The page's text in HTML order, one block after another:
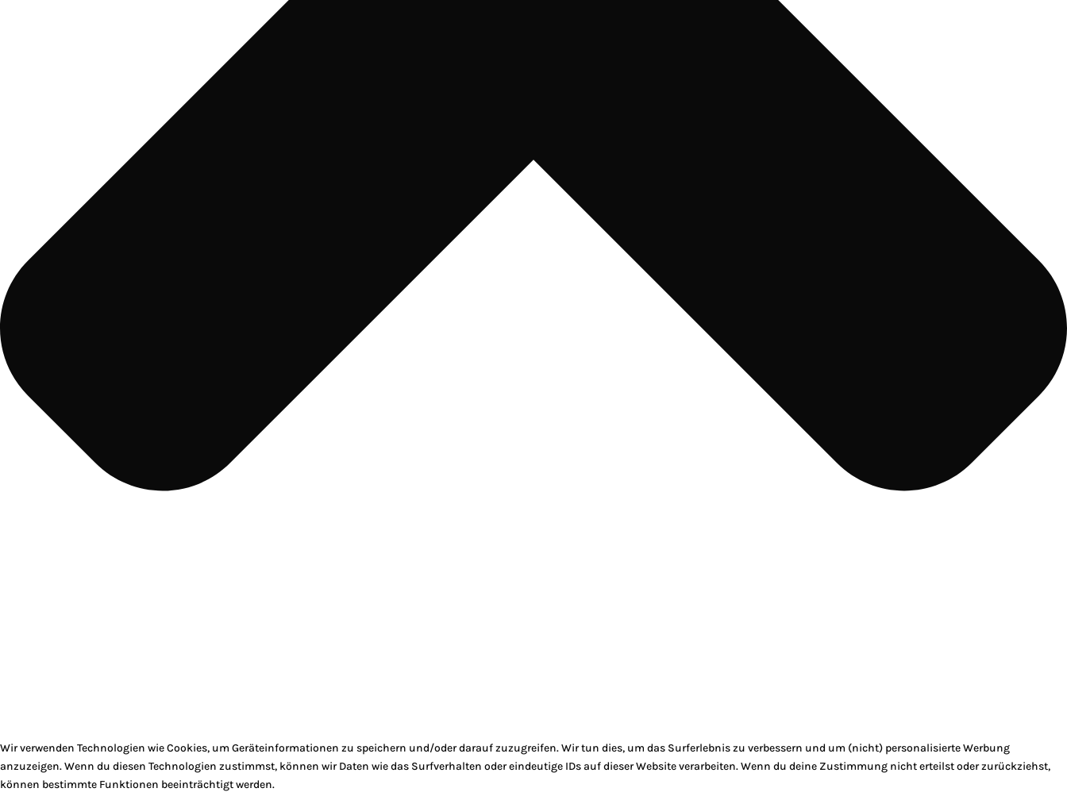
Wir verwenden Technologien wie Cookies, um Geräteinformationen zu speichern und/oder darauf zuzugreifen. Wir tun dies, um das Surferlebnis zu verbessern und um (nicht) personalisierte Werbung
anzuzeigen. Wenn du diesen Technologien zustimmst, können wir Daten wie das Surfverhalten oder eindeutige IDs auf dieser Website verarbeiten. Wenn du deine Zustimmung nicht erteilst oder zurückziehst,
können bestimmte Funktionen beeinträchtigt werden.